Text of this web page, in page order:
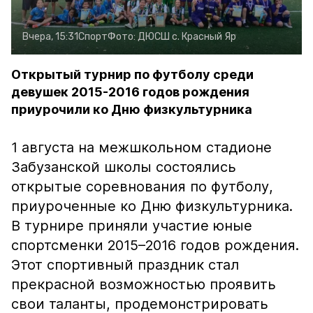
Вчера, 15:31СпортФото: ДЮСШ с. Красный Яр
Открытый турнир по футболу среди
девушек 2015-2016 годов рождения
приурочили ко Дню физкультурника
1 августа на межшкольном стадионе
Забузанской школы состоялись
открытые соревнования по футболу,
приуроченные ко Дню физкультурника.
В турнире приняли участие юные
спортсменки 2015–2016 годов рождения.
Этот спортивный праздник стал
прекрасной возможностью проявить
свои таланты, продемонстрировать